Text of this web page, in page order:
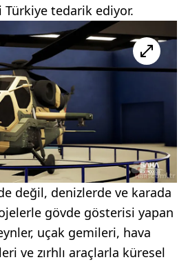
Türkiye tedarik ediyor.
değil, denizlerde ve karada
gövde gösterisi yapan
uçak gemileri, hava
ve zırhlı araçlarla küresel